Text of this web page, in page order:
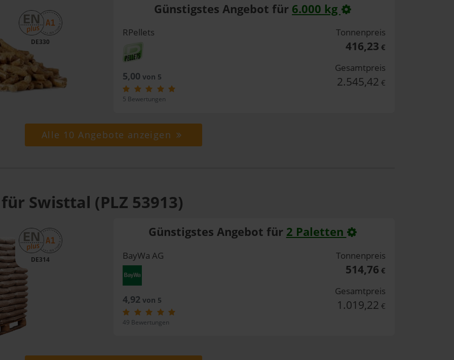
DE330
Günstigstes Angebot für 6.000 kg
RPellets
5,00 von 5
5 Bewertungen
Tonnenpreis
416,23 €
Gesamtpreis
2.545,42 €
Alle 10 Angebote anzeigen
Swisttal (PLZ 53913)
DE314
Günstigstes Angebot für 2 Paletten
BayWa AG
4,92von 5
49 Bewertungen
Tonnenpreis
514,76 €
Gesamtpreis
1.019,22 €